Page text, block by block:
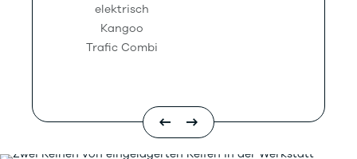
elektrisch
Kangoo
Trafic Combi